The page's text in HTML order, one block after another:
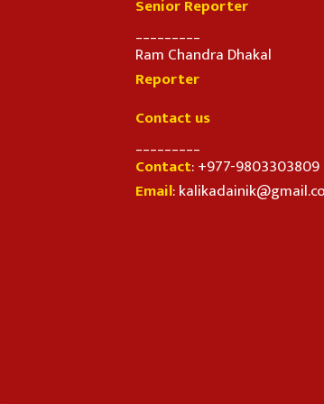
Senior Reporter
Ram Chandra Dhakal
Reporter
Contact us
Contact: +977-9803303809
Email: